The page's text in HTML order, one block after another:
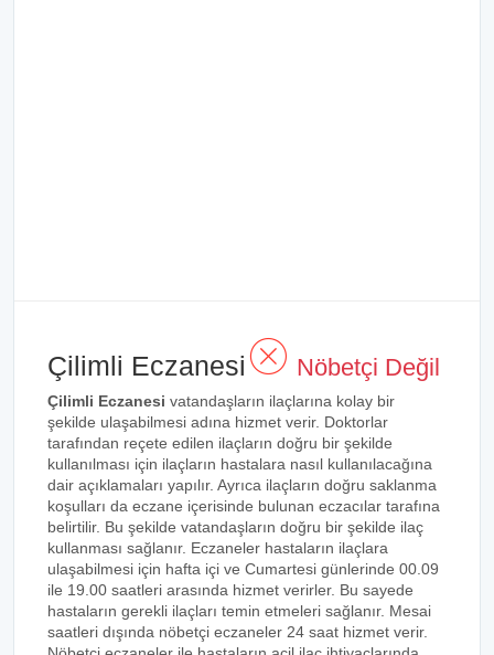
Çilimli Eczanesi Nöbetçi Değil
Çilimli Eczanesi vatandaşların ilaçlarına kolay bir
şekilde ulaşabilmesi adına hizmet verir. Doktorlar
tarafından reçete edilen ilaçların doğru bir şekilde
kullanılması için ilaçların hastalara nasıl kullanılacağına
dair açıklamaları yapılır. Ayrıca ilaçların doğru saklanma
koşulları da eczane içerisinde bulunan eczacılar tarafına
belirtilir. Bu şekilde vatandaşların doğru bir şekilde ilaç
kullanması sağlanır. Eczaneler hastaların ilaçlara
ulaşabilmesi için hafta içi ve Cumartesi günlerinde 00.09
ile 19.00 saatleri arasında hizmet verirler. Bu sayede
hastaların gerekli ilaçları temin etmeleri sağlanır. Mesai
saatleri dışında nöbetçi eczaneler 24 saat hizmet verir.